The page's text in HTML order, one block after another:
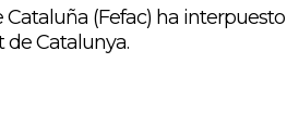
Cataluña (Fefac) ha
de Catalunya.